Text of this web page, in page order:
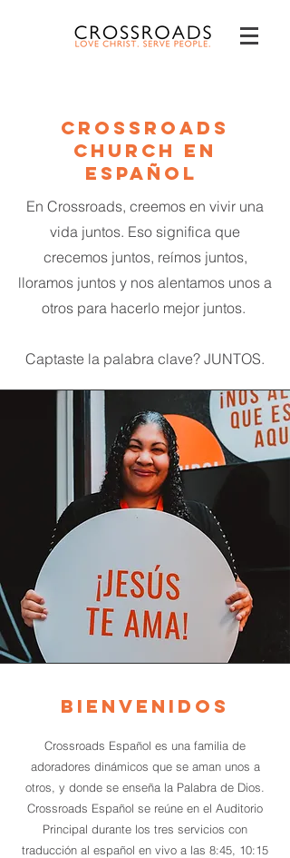
Crossroads
Church en
Español
En Crossroads, creemos en vivir una
vida juntos. Eso significa que
crecemos juntos, reímos juntos,
lloramos juntos y nos alentamos unos a
otros para hacerlo mejor juntos.
Captaste la palabra clave? JUNTOS.
BIENVENIDOS
Crossroads Español es una familia de
adoradores dinámicos que se aman unos a
otros, y donde se enseña la Palabra de Dios.
Crossroads Español se reúne en el Auditorio
Principal durante los tres servicios con
traducción al español en vivo a las 8:45, 10:15